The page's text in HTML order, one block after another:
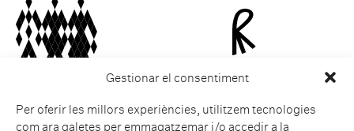
Gestionar el consentiment
Per oferir les millors experiències, utilitzem tecnologies
com ara galetes per emmagatzemar i/o accedir a la